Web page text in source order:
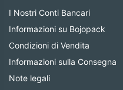
I Nostri Conti Bancari
Informazioni su Bojopack
Condizioni di Vendita
Informazioni sulla Consegna
Note legali